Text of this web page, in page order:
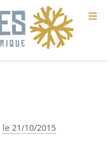
≡
le 21/10/2015